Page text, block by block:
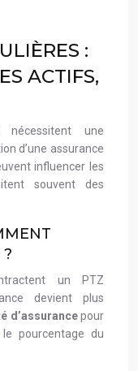
:
ACTIFS,
nécessitent une
d’une assurance
influencer les
souvent des
?
un PTZ
devient plus
d’assurancepour
le pourcentage du